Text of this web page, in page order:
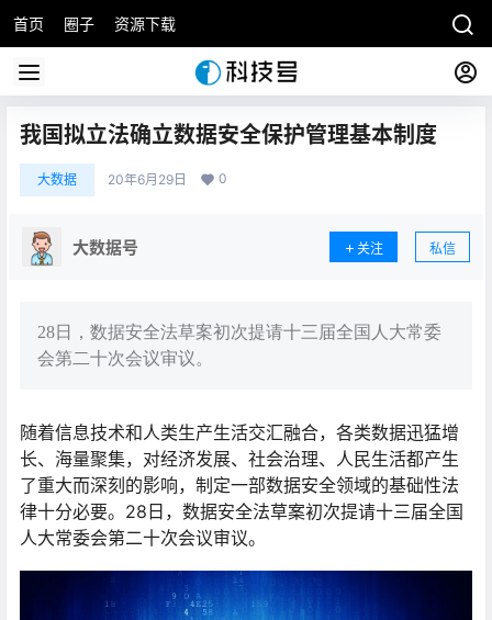
首页 圈子 资源下载
我国拟立法确立数据安全保护管理基本制度
大数据 20年6月29日 0
大数据号 关注 私信
28日，数据安全法草案初次提请十三届全国人大常委
会第二十次会议审议。
随着信息技术和人类生产生活交汇融合，各类数据迅猛增
长、海量聚集，对经济发展、社会治理、人民生活都产生
了重大而深刻的影响，制定一部数据安全领域的基础性法
律十分必要。28日，数据安全法草案初次提请十三届全国
人大常委会第二十次会议审议。